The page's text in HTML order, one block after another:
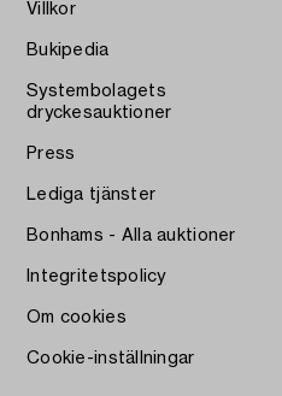
Villkor
Bukipedia
Systembolagets
dryckesauktioner
Press
Lediga tjänster
Bonhams - Alla auktioner
Integritetspolicy
Om cookies
Cookie-inställningar